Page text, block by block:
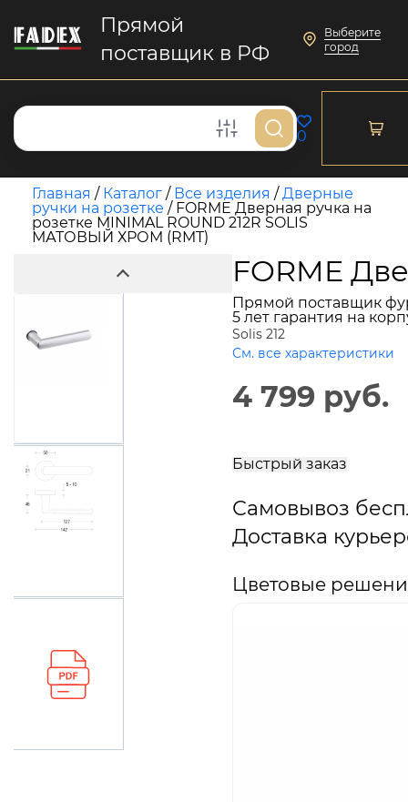
Прямой
поставщик в РФ
Выберите
город
0
Главная / Каталог / Все изделия /Дверные
ручки на розетке / FORME Дверная ручка на
розетке MINIMAL ROUND 212R SOLIS
МАТОВЫЙ ХРОМ (RMT)
FORME
Прямой поставщик
5 лет гарантия на
Solis 212
См. все характеристики
4 799 руб.
Быстрый заказ
Самовывоз
Доставка
Цветовые